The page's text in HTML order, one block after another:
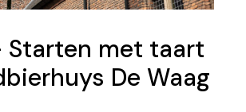
Starten met taart
De Waag